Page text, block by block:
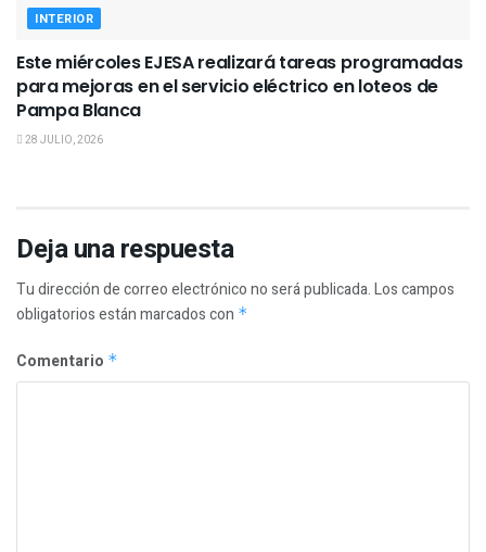
INTERIOR
Este miércoles EJESA realizará tareas programadas
para mejoras en el servicio eléctrico en loteos de
Pampa Blanca
28 JULIO, 2026
Deja una respuesta
Tu dirección de correo electrónico no será publicada.Los campos
obligatorios están marcados con *
Comentario *